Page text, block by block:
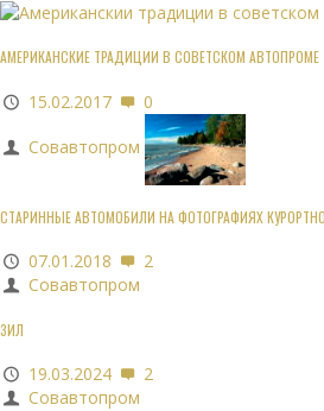
АМЕРИКАНСКИЕ ТРАДИЦИИ В СОВЕТСКОМ АВТОПРОМЕ
15.02.2017 0
Совавтопром
СТАРИННЫЕ АВТОМОБИЛИ НА ФОТОГРАФИЯХ
07.01.2018
2
Совавтопром
ЗИЛ
19.03.2024
2
Совавтопром